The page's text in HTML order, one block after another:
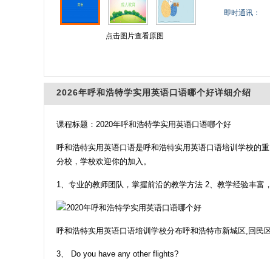
点击图片查看原图
即时通讯：
2026年呼和浩特学实用英语口语哪个好详细介绍
课程标题：2020年呼和浩特学实用英语口语哪个好
呼和浩特实用英语口语是呼和浩特实用英语口语培训学校的
分校，学校欢迎你的加入。
1、专业的教师团队，掌握前沿的教学方法 2、教学经验丰
呼和浩特实用英语口语培训学校分布呼和浩特市新城区,回民
3、 Do you have any other flights?